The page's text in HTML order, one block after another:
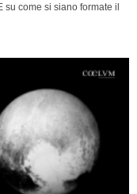
su come si siano formate il